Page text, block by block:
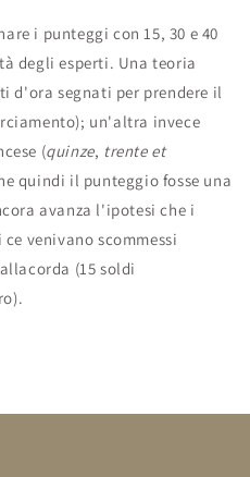
i punteggi con 15, 30 e 40
degli esperti. Una teoria
d'ora segnati per prendere il
un'altra invece
(quinze, trente et
quindi il punteggio fosse una
avanza l'ipotesi che i
venivano scommessi
(15 soldi